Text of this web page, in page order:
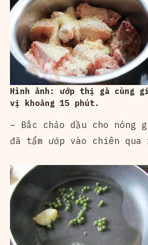
Hình ảnh: ướp thị gà cùng
vị khoảng 15 phút.
– Bắc chảo dầu cho nóng
đã tẩm ướp vào chiên